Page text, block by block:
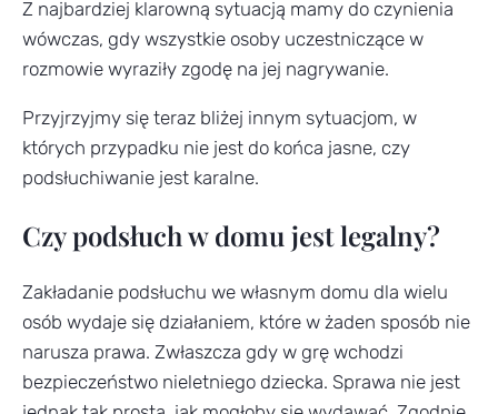
Z najbardziej klarowną sytuacją mamy do czynienia
wówczas, gdy wszystkie osoby uczestniczące w
rozmowie wyraziły zgodę na jej nagrywanie.
Przyjrzyjmy się teraz bliżej innym sytuacjom, w
których przypadku nie jest do końca jasne, czy
podsłuchiwanie jest karalne.
Czy podsłuch w domu jest legalny?
Zakładanie podsłuchu we własnym domu dla wielu
osób wydaje się działaniem, które w żaden sposób nie
narusza prawa. Zwłaszcza gdy w grę wchodzi
bezpieczeństwo nieletniego dziecka. Sprawa nie jest